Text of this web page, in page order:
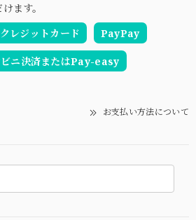
ます。
クレジットカード PayPay
ビニ決済またはPay-easy
お支払い方法について